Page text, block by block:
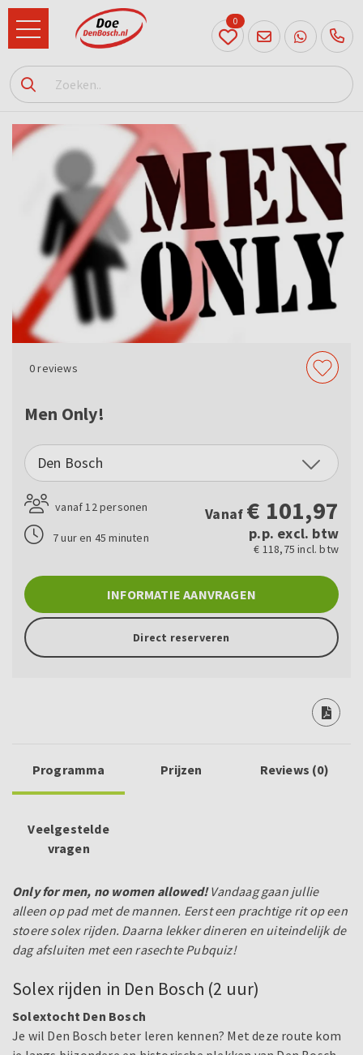
073
614
0
0reviews
Men Only!
Den Bosch
vanaf 12 personen
7 uur en 45 minuten
Vanaf € 101,97
p.p. excl. btw
€ 118,75 incl. btw
INFORMATIE AANVRAGEN
Direct reserveren
Programma Prijzen Reviews (0)
Veelgestelde
vragen
Only for men, no women allowed!Vandaag gaan jullie
alleen op pad met de mannen. Eerst een prachtige rit op een
stoere solex rijden. Daarna lekker dineren en uiteindelijk de
dag afsluiten met een rasechte Pubquiz!
Solex rijden in Den Bosch (2 uur)
Solextocht Den Bosch
Je wil Den Bosch beter leren kennen? Met deze route kom